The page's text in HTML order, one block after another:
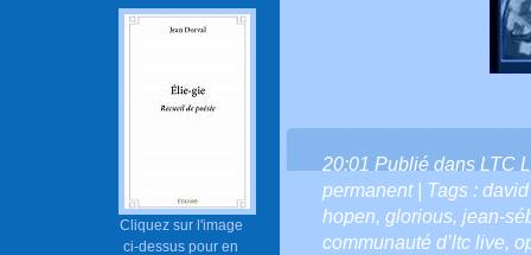
Cliquez sur l'image
ci-dessus pour en
20:01 Publié dans LTC
permanent| Tags :
hopen, glorious, jean-
communauté d’ltc live,